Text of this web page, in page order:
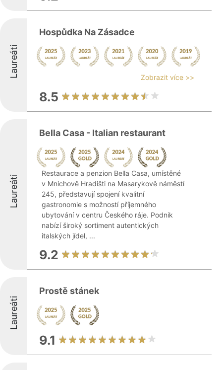
Laureáti
Hospůdka Na Zásadce
Zobrazit více >>
8.5
Laureáti
Bella Casa - Italian restaurant
Restaurace a penzion Bella Casa, umístěné
v Mnichově Hradišti na Masarykově náměstí
245, představují spojení kvalitní
gastronomie s možností příjemného
ubytování v centru Českého ráje. Podnik
nabízí široký sortiment autentických
italských jídel, ...
9.2
Laureáti
Prostě stánek
9.1